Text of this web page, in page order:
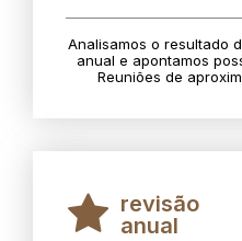
Analisamos o resultado
anual e apontamos
Reuniões de
revisão
anual